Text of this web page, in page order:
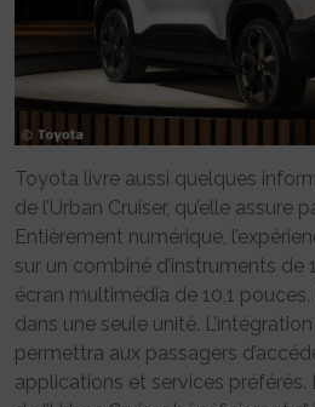
Toyota livre aussi quelques
de l’Urban Cruiser, qu’elle
Entièrement numérique,
sur un combiné d’instruments de
écran multimédia de 10,1
dans une seule unité.
permettra aux passagers
applications et services préférés.